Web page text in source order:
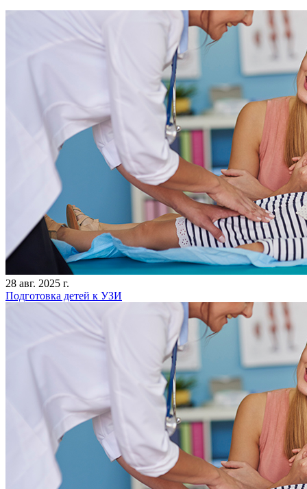
28 авг. 2025 г.
Подготовка детей к УЗИ